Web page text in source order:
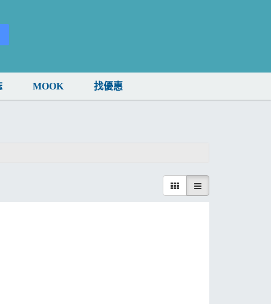
MOOK 找優惠